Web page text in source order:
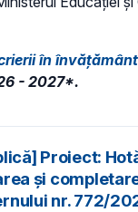
în
- 2027*.
Proiect:
și
nr. 772/